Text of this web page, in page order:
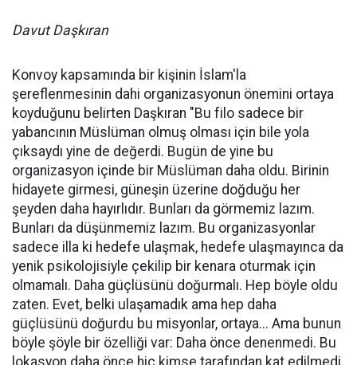
Davut Daşkıran
Konvoy kapsamında bir kişinin İslam'la
şereflenmesinin dahi organizasyonun önemini ortaya
koyduğunu belirten Daşkıran "Bu filo sadece bir
yabancının Müslüman olmuş olması için bile yola
çıksaydı yine de değerdi. Bugün de yine bu
organizasyon içinde bir Müslüman daha oldu. Birinin
hidayete girmesi, güneşin üzerine doğduğu her
şeyden daha hayırlıdır. Bunları da görmemiz lazım.
Bunları da düşünmemiz lazım. Bu organizasyonlar
sadece illa ki hedefe ulaşmak, hedefe ulaşmayınca da
yenik psikolojisiyle çekilip bir kenara oturmak için
olmamalı. Daha güçlüsünü doğurmalı. Hep böyle oldu
zaten. Evet, belki ulaşamadık ama hep daha
güçlüsünü doğurdu bu misyonlar, ortaya... Ama bunun
böyle şöyle bir özelliği var: Daha önce denenmedi. Bu